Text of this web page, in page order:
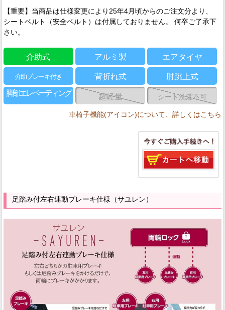
【重要】当商品は仕様変更により25年4月頃からのご注文分より、
シートベルト（安全ベルト）は付属しておりません。 何卒ご了承下
さい。
介助式 アルミ製 エアタイヤ
介助ブレーキ付き 背折れ式
肘跳上式
脚部エレベーティング
超軽量 シート洗濯不可
車椅子機能(アイコン)について、詳しくはこちら
足踏み付左右連動ブレーキ仕様（サユレン）